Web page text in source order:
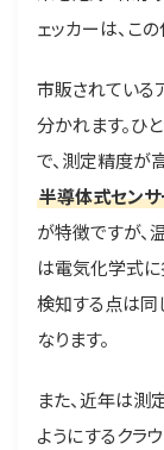
ェッカーは、こ
市販されている
分かれます。ひ
で、測定精度が
半導体式セン
が特徴ですが、
は電気化学式に
検知する点は同
なります。
また、近年は測
ようにするクラ